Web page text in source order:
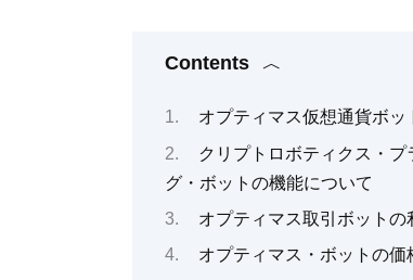
Contents
オプティマス仮想通貨ボッ
クリプトロボティクス・
グ・ボットの機能について
オプティマス取引ボットの
オプティマス・ボットの価